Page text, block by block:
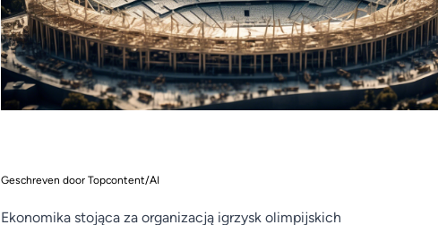
Geschreven door Topcontent/AI
Ekonomika stojąca za organizacją igrzysk olimpijskich